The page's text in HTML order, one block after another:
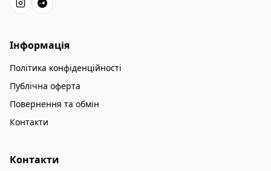
Інформація
Політика конфіденційності
Публічна оферта
Повернення та обмін
Контакти
Контакти